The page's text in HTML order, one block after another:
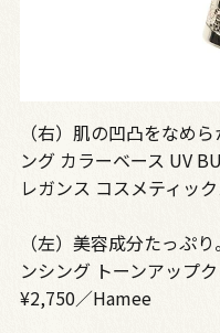
（右）肌の凹凸をなめ
ング カラーベース UV
レガンス コスメティッ
（左）美容成分たっぷ
ンシング トーンアップ
¥2,750／Hamee